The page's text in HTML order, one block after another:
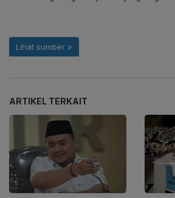
ARTIKEL TERKAIT